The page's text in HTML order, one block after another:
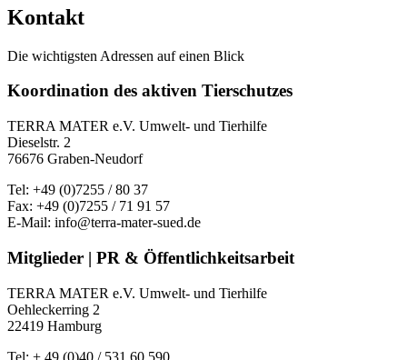
Kontakt
Die wichtigsten Adressen auf einen Blick
Koordination des aktiven Tierschutzes
TERRA MATER e.V. Umwelt- und Tierhilfe
Dieselstr. 2
76676 Graben-Neudorf
Tel: +49 (0)7255 / 80 37
Fax: +49 (0)7255 / 71 91 57
E-Mail: info@terra-mater-sued.de
Mitglieder | PR & Öffentlichkeitsarbeit
TERRA MATER e.V. Umwelt- und Tierhilfe
Oehleckerring 2
22419 Hamburg
Tel: + 49 (0)40 / 531 60 590